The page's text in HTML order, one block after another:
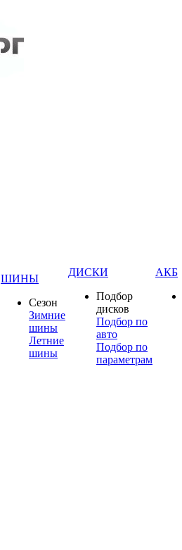
ШИНЫ
Сезон
Зимние
шины
Летние
шины
ДИСКИ
Подбор
дисков
Подбор по
авто
Подбор по
параметрам
АКБ